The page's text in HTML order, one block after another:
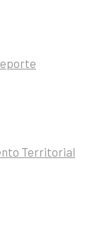
Territorial